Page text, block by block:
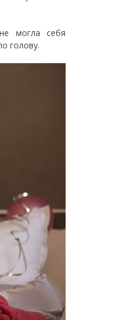
могла себя
голову.